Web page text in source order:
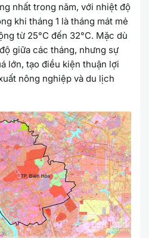
nhất trong năm, với nhiệt độ
khi tháng 1 là tháng mát mẻ
từ 25°C đến 32°C. Mặc dù
giữa các tháng, nhưng sự
lớn, tạo điều kiện thuận lợi
nông nghiệp và du lịch